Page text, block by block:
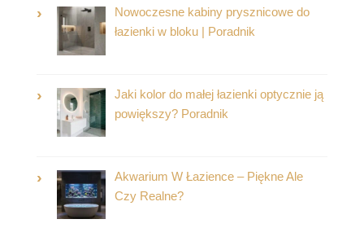
Nowoczesne kabiny prysznicowe do
łazienki w bloku | Poradnik
Jaki kolor do małej łazienki optycznie ją
powiększy? Poradnik
Akwarium W Łazience – Piękne Ale
Czy Realne?